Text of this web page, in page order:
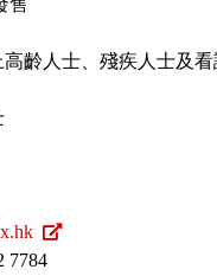
售
齡人士、殘疾人士及
7784